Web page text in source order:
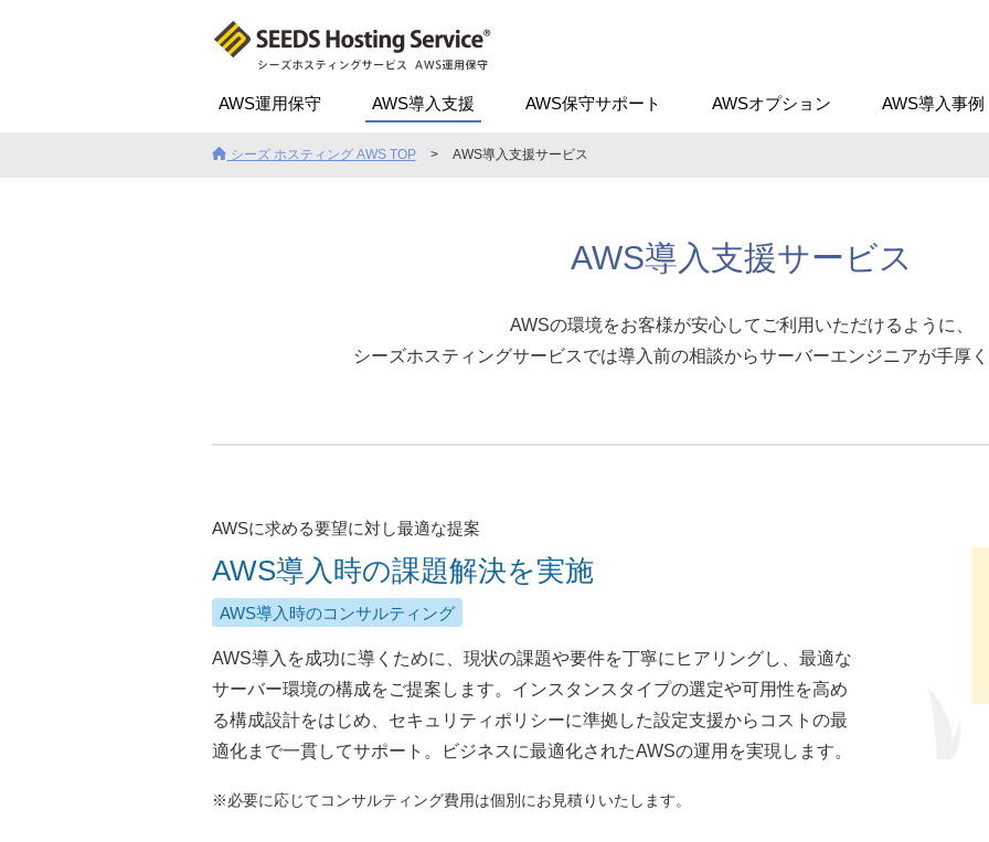
AWS運用保守 AWS導入支援 AWS保守サポート AWSオプション AWS導入事例
シーズ ホスティング AWS TOP AWS導入支援サービス
AWS導入支援サービス
AWSの環境をお客様が安心してご利用いただけるように、
シーズホスティングサービスでは導入前の相談からサーバーエンジニアが手厚
AWSに求める要望に対し最適な提案
AWS導入時の課題解決を実施
AWS導入時のコンサルティング
AWS導入を成功に導くために、現状の課題や要件を丁寧にヒアリングし、最適な
サーバー環境の構成をご提案します。インスタンスタイプの選定や可用性を高め
る構成設計をはじめ、セキュリティポリシーに準拠した設定支援からコストの最
適化まで一貫してサポート。ビジネスに最適化されたAWSの運用を実現します。
※必要に応じてコンサルティング費用は個別にお見積りいたします。